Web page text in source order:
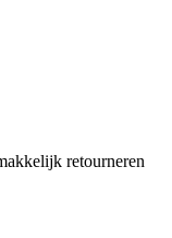
retourneren